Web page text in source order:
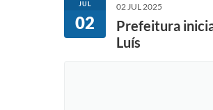
JUL
02
02 JUL 2025
Prefeitura
Luís